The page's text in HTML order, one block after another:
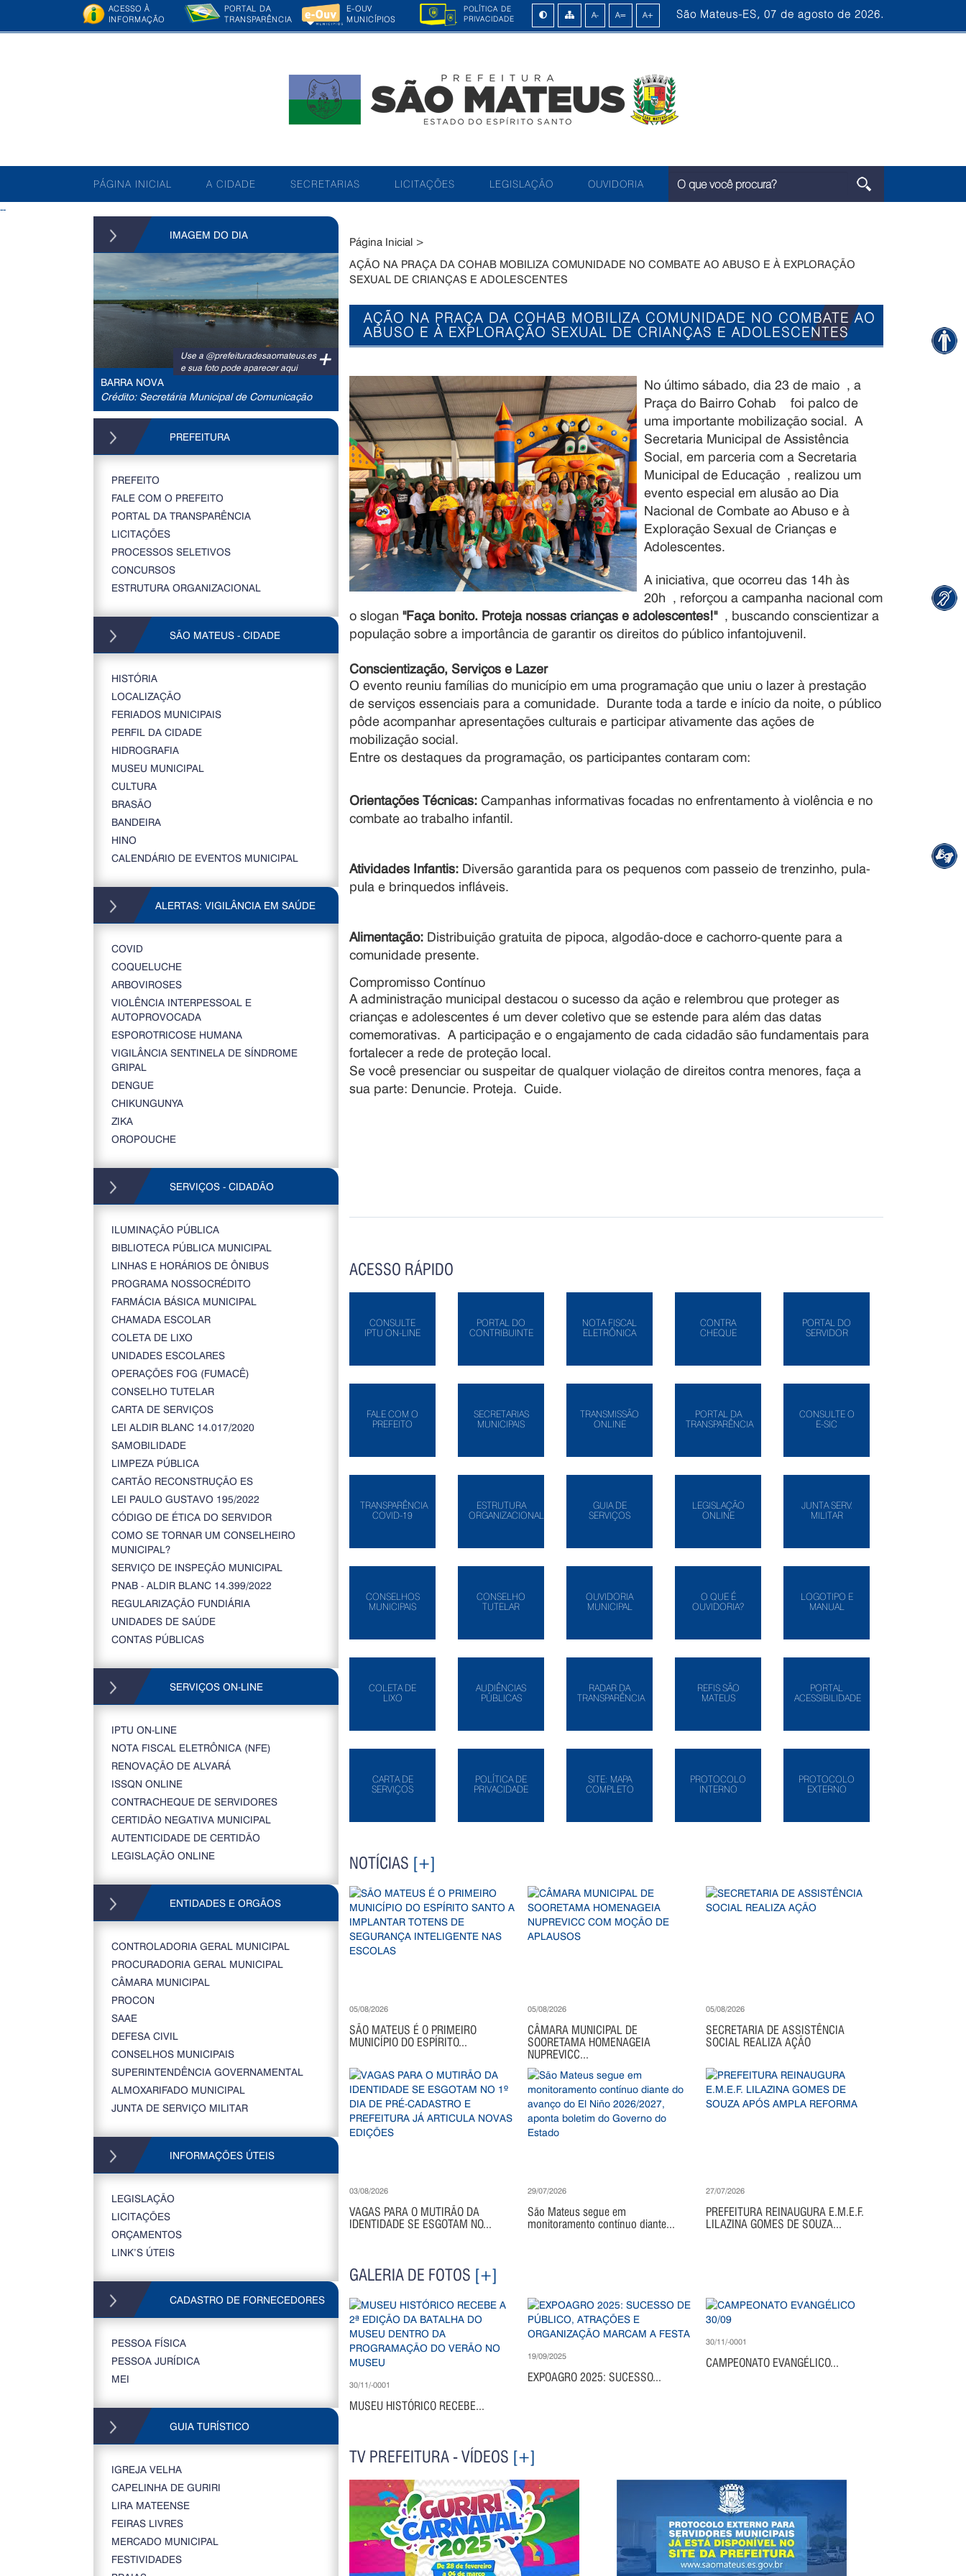
ACESSO À
INFORMAÇÃO
PORTAL DA
TRANSPARÊNCIA
E-OUV
MUNICÍPIOS
POLÍTICA DE
PRIVACIDADE
São Mateus-ES, 07 de agosto de 2026.
PÁGINA INICIAL A CIDADE SECRETARIAS LICITAÇÕES LEGISLAÇÃO OUVIDORIA
--
IMAGEM DO DIA
+
Use a @prefeituradesaomateus.es
e sua foto pode aparecer aqui
BARRA NOVA
Crédito: Secretária Municipal de Comunicação
PREFEITURA
PREFEITO
FALE COM O PREFEITO
PORTAL DA TRANSPARÊNCIA
LICITAÇÕES
PROCESSOS SELETIVOS
CONCURSOS
ESTRUTURA ORGANIZACIONAL
SÃO MATEUS - CIDADE
HISTÓRIA
LOCALIZAÇÃO
FERIADOS MUNICIPAIS
PERFIL DA CIDADE
HIDROGRAFIA
MUSEU MUNICIPAL
CULTURA
BRASÃO
BANDEIRA
HINO
CALENDÁRIO DE EVENTOS MUNICIPAL
ALERTAS: VIGILÂNCIA EM SAÚDE
COVID
COQUELUCHE
ARBOVIROSES
VIOLÊNCIA INTERPESSOAL E
AUTOPROVOCADA
ESPOROTRICOSE HUMANA
VIGILÂNCIA SENTINELA DE SÍNDROME
GRIPAL
DENGUE
CHIKUNGUNYA
ZIKA
OROPOUCHE
SERVIÇOS - CIDADÃO
ILUMINAÇÃO PÚBLICA
BIBLIOTECA PÚBLICA MUNICIPAL
LINHAS E HORÁRIOS DE ÔNIBUS
PROGRAMA NOSSOCRÉDITO
FARMÁCIA BÁSICA MUNICIPAL
CHAMADA ESCOLAR
COLETA DE LIXO
UNIDADES ESCOLARES
OPERAÇÕES FOG (FUMACÊ)
CONSELHO TUTELAR
CARTA DE SERVIÇOS
LEI ALDIR BLANC 14.017/2020
SAMOBILIDADE
LIMPEZA PÚBLICA
CARTÃO RECONSTRUÇÃO ES
LEI PAULO GUSTAVO 195/2022
CÓDIGO DE ÉTICA DO SERVIDOR
COMO SE TORNAR UM CONSELHEIRO
MUNICIPAL?
SERVIÇO DE INSPEÇÃO MUNICIPAL
PNAB - ALDIR BLANC 14.399/2022
REGULARIZAÇÃO FUNDIÁRIA
UNIDADES DE SAÚDE
CONTAS PÚBLICAS
SERVIÇOS ON-LINE
IPTU ON-LINE
NOTA FISCAL ELETRÔNICA (NFE)
RENOVAÇÃO DE ALVARÁ
ISSQN ONLINE
CONTRACHEQUE DE SERVIDORES
CERTIDÃO NEGATIVA MUNICIPAL
AUTENTICIDADE DE CERTIDÃO
LEGISLAÇÃO ONLINE
ENTIDADES E ORGÃOS
CONTROLADORIA GERAL MUNICIPAL
PROCURADORIA GERAL MUNICIPAL
CÂMARA MUNICIPAL
PROCON
SAAE
DEFESA CIVIL
CONSELHOS MUNICIPAIS
SUPERINTENDÊNCIA GOVERNAMENTAL
ALMOXARIFADO MUNICIPAL
JUNTA DE SERVIÇO MILITAR
INFORMAÇÕES ÚTEIS
LEGISLAÇÃO
LICITAÇÕES
ORÇAMENTOS
LINK’S ÚTEIS
CADASTRO DE FORNECEDORES
PESSOA FÍSICA
PESSOA JURÍDICA
MEI
GUIA TURÍSTICO
IGREJA VELHA
CAPELINHA DE GURIRI
LIRA MATEENSE
FEIRAS LIVRES
MERCADO MUNICIPAL
FESTIVIDADES
Página Inicial >
AÇÃO NA PRAÇA DA COHAB MOBILIZA COMUNIDADE NO COMBATE AO ABUSO E À EXPLORAÇÃO
SEXUAL DE CRIANÇAS E ADOLESCENTES
AÇÃO NA PRAÇA DA COHAB MOBILIZA COMUNIDADE NO COMBATE AO
ABUSO E À EXPLORAÇÃO SEXUAL DE CRIANÇAS E ADOLESCENTES
No último sábado, dia 23 de maio , a
Praça do Bairro Cohab
foi palco de
uma importante mobilização social.A
Secretaria Municipal de Assistência
Social, em parceria com a Secretaria
Municipal de Educação , realizou um
evento especial em alusão ao Dia
Nacional de Combate ao Abuso e à
Exploração Sexual de Crianças e
Adolescentes.
A iniciativa, que ocorreu das 14h às
20h , reforçou a campanha nacional com
o slogan"Faça bonito. Proteja nossas crianças e adolescentes!" , buscando conscientizar a
população sobre a importância de garantir os direitos do público infantojuvenil.
Conscientização, Serviços e Lazer
O evento reuniu famílias do município em uma programação que uniu o lazer à prestação
de serviços essenciais para a comunidade. Durante toda a tarde e início da noite, o público
pôde acompanhar apresentações culturais e participar ativamente das ações de
mobilização social.
Entre os destaques da programação, os participantes contaram com:
Orientações Técnicas: Campanhas informativas focadas no enfrentamento à violência e no
combate ao trabalho infantil.
Atividades Infantis: Diversão garantida para os pequenos com passeio de trenzinho, pula-
pula e brinquedos infláveis.
Alimentação: Distribuição gratuita de pipoca, algodão-doce e cachorro-quente para a
comunidade presente.
Compromisso Contínuo
A administração municipal destacou o sucesso da ação e relembrou que proteger as
crianças e adolescentes é um dever coletivo que se estende para além das datas
comemorativas.A participação e o engajamento de cada cidadão são fundamentais para
fortalecer a rede de proteção local.
Se você presenciar ou suspeitar de qualquer violação de direitos contra menores, faça a
sua parte: Denuncie. Proteja.Cuide.
ACESSO RÁPIDO
CONSULTE
IPTU ON-LINE
PORTAL DO
CONTRIBUINTE
NOTA FISCAL
ELETRÔNICA
CONTRA
CHEQUE
PORTAL DO
SERVIDOR
FALE COM O
PREFEITO
SECRETARIAS
MUNICIPAIS
TRANSMISSÃO
ONLINE
PORTAL DA
TRANSPARÊNCIA
CONSULTE O
E-SIC
TRANSPARÊNCIA
COVID-19
ESTRUTURA
ORGANIZACIONAL
GUIA DE
SERVIÇOS
LEGISLAÇÃO
ONLINE
JUNTA SERV.
MILITAR
CONSELHOS
MUNICIPAIS
CONSELHO
TUTELAR
OUVIDORIA
MUNICIPAL
O QUE É
OUVIDORIA?
LOGOTIPO E
MANUAL
COLETA DE
LIXO
AUDIÊNCIAS
PÚBLICAS
RADAR DA
TRANSPARÊNCIA
REFIS SÃO
MATEUS
PORTAL
ACESSIBILIDADE
CARTA DE
SERVIÇOS
POLÍTICA DE
PRIVACIDADE
SITE: MAPA
COMPLETO
PROTOCOLO
INTERNO
PROTOCOLO
EXTERNO
NOTÍCIAS [+]
05/08/2026
SÃO MATEUS É O PRIMEIRO
MUNICÍPIO DO ESPÍRITO...
05/08/2026
CÂMARA MUNICIPAL DE
SOORETAMA HOMENAGEIA
NUPREVICC...
05/08/2026
SECRETARIA DE ASSISTÊNCIA
SOCIAL REALIZA AÇÃO
03/08/2026
VAGAS PARA O MUTIRÃO DA
IDENTIDADE SE ESGOTAM NO...
29/07/2026
São Mateus segue em
monitoramento contínuo diante...
27/07/2026
PREFEITURA REINAUGURA E.M.E.F.
LILAZINA GOMES DE SOUZA...
GALERIA DE FOTOS [+]
30/11/-0001
MUSEU HISTÓRICO RECEBE...
19/09/2025
EXPOAGRO 2025: SUCESSO...
30/11/-0001
CAMPEONATO EVANGÉLICO...
TV PREFEITURA - VÍDEOS [+]